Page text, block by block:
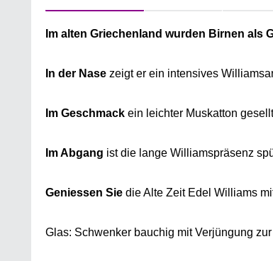
Im alten Griechenland wurden Birnen als
In der Nase zeigt er ein intensives
Im Geschmack ein leichter Muskatton
Im Abgang ist die lange Williamspräsenz
Geniessen Sie die Alte Zeit Edel Williams
Glas: Schwenker bauchig mit Verjüngung